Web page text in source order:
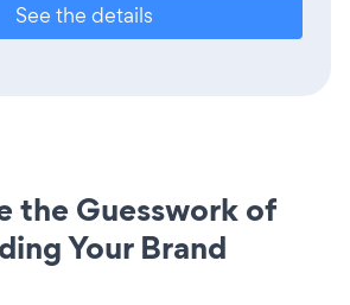
See the details
the Guesswork of
Your Brand